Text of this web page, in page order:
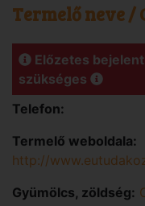
Termelő neve /
Előzetes
szükséges
Telefon:
Termelő weboldala:
http://
Gyümölcs, zöldség: